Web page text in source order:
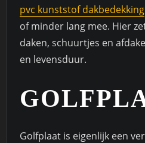
pvc kunststof dakbedekking
of minder lang mee. Hier
daken, schuurtjes en
en levensduur.
Golfplaat is eigenlijk een